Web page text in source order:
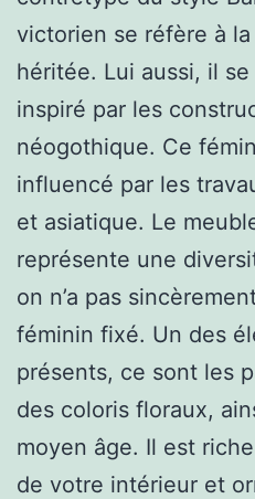
victorien se réfère à
héritée. Lui aussi, il
inspiré par les
néogothique. Ce
influencé par les
et asiatique. Le
représente une
on n’a pas
féminin fixé. Un des
présents, ce sont les
des coloris floraux,
moyen âge. Il est
de votre intérieur et